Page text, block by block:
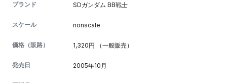
ブランド SDガンダム BB戦士
スケール nonscale
価格（販路） 1,320円 （一般販売）
発売日 2005年10月